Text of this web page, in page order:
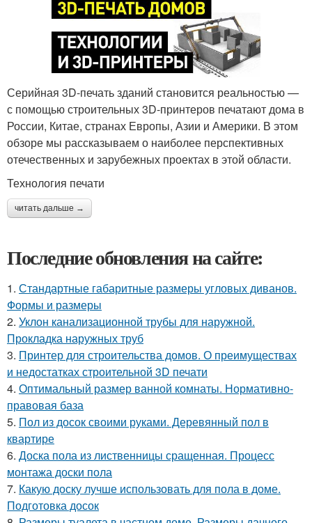
Серийная 3D-печать зданий становится реальностью —
с помощью строительных 3D-принтеров печатают дома в
России, Китае, странах Европы, Азии и Америки. В этом
обзоре мы рассказываем о наиболее перспективных
отечественных и зарубежных проектах в этой области.
Технология печати
читать дальше →
Последние обновления на сайте:
1. Стандартные габаритные размеры угловых диванов.
Формы и размеры
2. Уклон канализационной трубы для наружной.
Прокладка наружных труб
3. Принтер для строительства домов. О преимуществах
и недостатках строительной 3D печати
4. Оптимальный размер ванной комнаты. Нормативно-
правовая база
5. Пол из досок своими руками. Деревянный пол в
квартире
6. Доска пола из лиственницы сращенная. Процесс
монтажа доски пола
7. Какую доску лучше использовать для пола в доме.
Подготовка досок